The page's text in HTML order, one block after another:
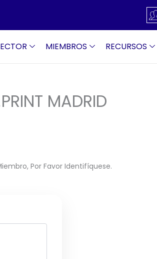
MIEMBROS RECURSOS
MADRID
Por Favor Identifíquese.